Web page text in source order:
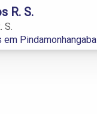
R. S.
S.
Pindamonhangaba